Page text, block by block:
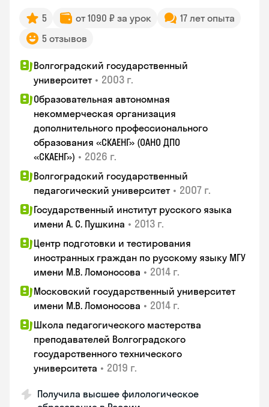
5 от 1090 ₽ за урок
17 лет опыта
5 отзывов
Волгоградский государственный
университет • 2003 г.
Образовательная автономная
некоммерческая организация
дополнительного профессионального
образования «СКАЕНГ» (ОАНО ДПО
«СКАЕНГ») • 2026 г.
Волгоградский государственный
педагогический университет • 2007 г.
Государственный институт русского языка
имени А. С. Пушкина • 2013 г.
Центр подготовки и тестирования
иностранных граждан по русскому языку МГУ
имени М.В. Ломоносова • 2014 г.
Московский государственный университет
имени М.В. Ломоносова • 2014 г.
Школа педагогического мастерства
преподавателей Волгоградского
государственного технического
университета • 2019 г.
Получила высшее филологическое